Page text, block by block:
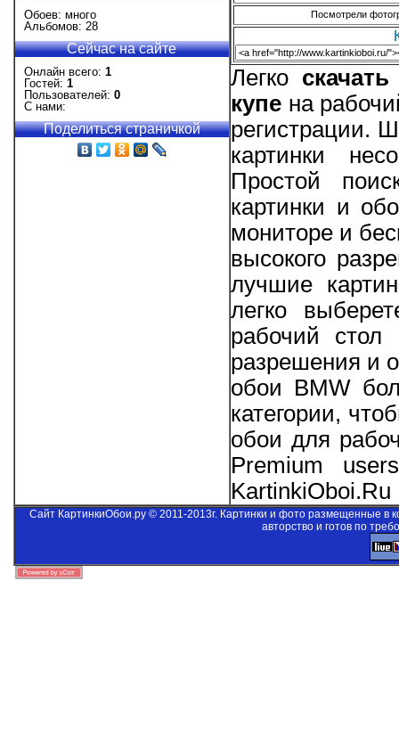
Обоев: много
Альбомов: 28
Сейчас на сайте
Онлайн всего: 1
Гостей: 1
Пользователей: 0
С нами:
Поделиться страничкой
Посмотрели
Легко
купе на
регистрации.
картинки
Простой
картинки и
мониторе и
высокого
лучшие
легко
рабочий стол
разрешения и
обои BMW
категории,
обои для
Premium
KartinkiOboi.Ru
Сайт КартинкиОбои.ру © 2011-2013г. Картинки и фото размещенные в
авторство и готов по